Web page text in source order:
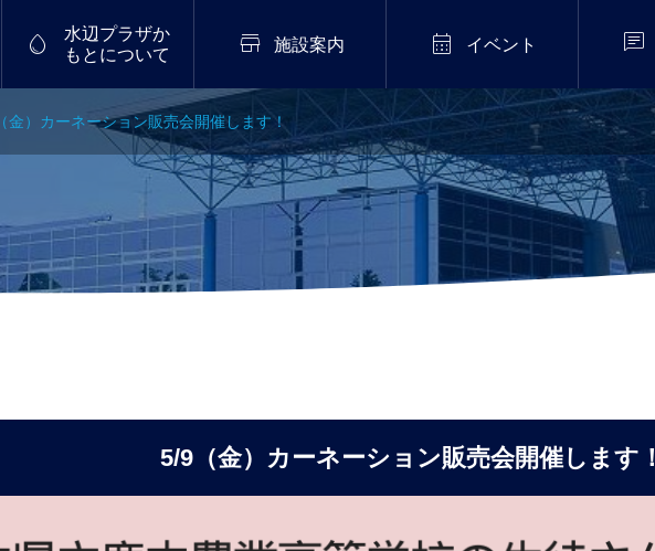

水辺プラザか
もとについて
 施設案内  イベント 
7/18(土)～19(日)
フリーマーケット
2026年7月20日
伝統芸能「猿まわし公
演」開催！
物産館
福たまご販売中！
2026.01.02
金）カーネーション販売会開催します！
5/9（金）カーネーション販売会開催します！